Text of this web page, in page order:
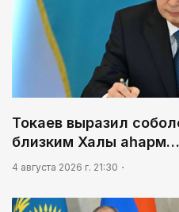
Токаев выразил
близким Халық қаһарм…
4 августа 2026 г. 21:30